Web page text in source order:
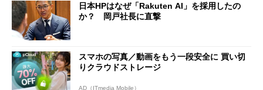
日本HPはなぜ「Rakuten AI」を採用したの
か？ 岡戸社長に直撃
スマホの写真／動画をもう一段安全に 買い切
りクラウドストレージ
AD（ITmedia Mobile）